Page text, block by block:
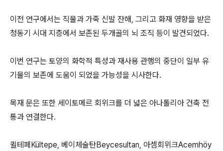
이전 연구에서는 직물과 가죽 신발 잔해, 그리고 화재 영향을 받은
청동기 시대 지층에서 보존된 두개골의 뇌 조직 등이 발견되었다.
이번 연구는 토양의 화학적 특성과 재사용 관행의 중단이 일부 유
기물의 보존에 도움이 되었을 가능성을 시사한다.
목재 문은 또한 세이토메르 회위크를 더 넓은 아나톨리아 건축 전
통과 연결한다.
퀼테페Kültepe, 베이체술탄Beycesultan, 아셈회위크Acemhöy